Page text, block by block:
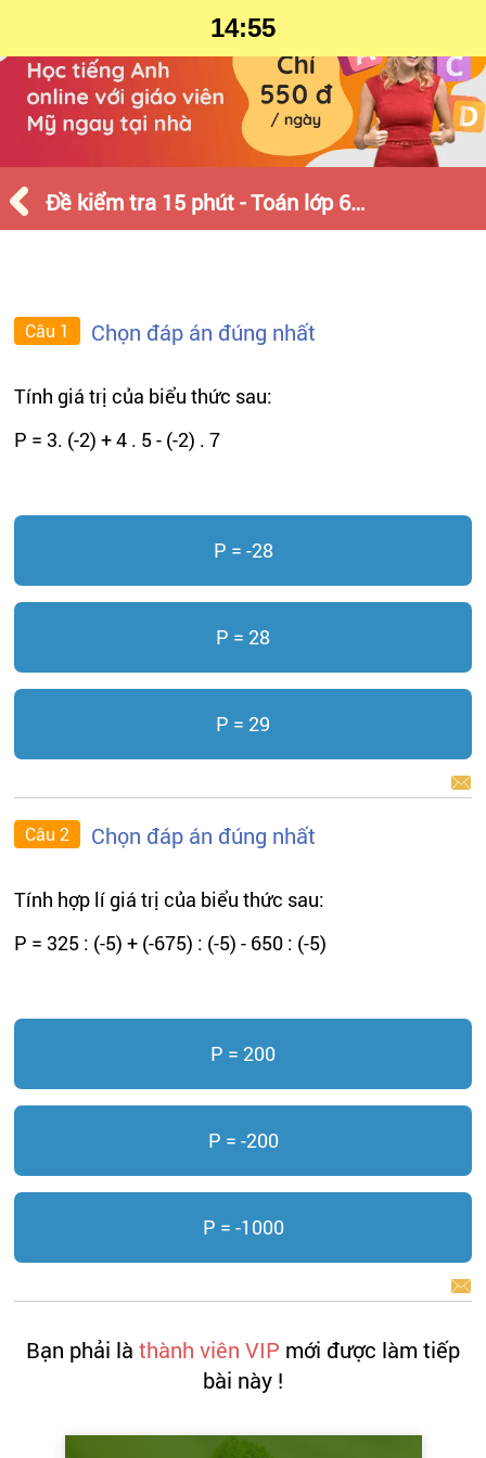
Đề kiểm tra 15 phút - Toán lớp 6 - Tháng 11 - Số 2
14:55
Câu 1 Chọn đáp án đúng nhất
Tính giá trị của biểu thức sau:
P = 3. (-2) + 4 . 5 - (-2) . 7
P = -28
P = 28
P = 29
Câu 2 Chọn đáp án đúng nhất
Tính hợp lí giá trị của biểu thức sau:
P = 325 : (-5) + (-675) : (-5) - 650 : (-5)
P = 200
P = -200
P = -1000
Bạn phải là thành viên VIP mới được làm tiếp
bài này !